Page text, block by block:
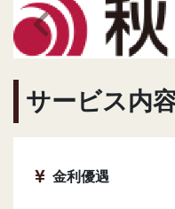
前の画像へ
サービス内
金利優遇